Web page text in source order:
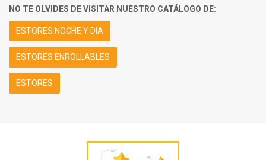
NO TE OLVIDES DE VISITAR NUESTRO CATÁLOGO DE:
ESTORES NOCHE Y DIA
ESTORES ENROLLABLES
ESTORES